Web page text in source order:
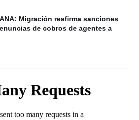
Migración reafirma sanciones
de cobros de agentes a